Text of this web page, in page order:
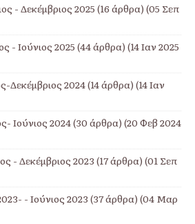
- Δεκέμβριος 2025 (16 άρθρα) (05 Σεπ
- Ιούνιος 2025 (44 άρθρα) (14 Ιαν 2025
Δεκέμβριος 2024(14 άρθρα) (14 Ιαν
Ιούνιος 2024(30 άρθρα) (20 Φεβ 2024
- Δεκέμβριος 2023 (17 άρθρα) (01 Σεπ
- Ιούνιος 2023 (37 άρθρα) (04 Μαρ